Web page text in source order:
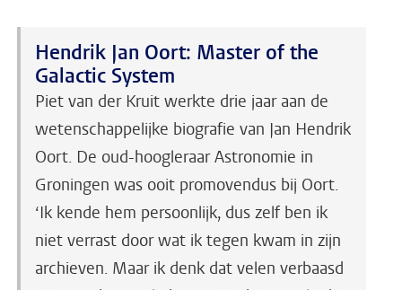
Hendrik Jan Oort: Master of the
Galactic System
Piet van der Kruit werkte drie jaar aan de
wetenschappelijke biografie van Jan Hendrik
Oort. De oud-hoogleraar Astronomie in
Groningen was ooit promovendus bij Oort.
‘Ik kende hem persoonlijk, dus zelf ben ik
niet verrast door wat ik tegen kwam in zijn
archieven. Maar ik denk dat velen verbaasd